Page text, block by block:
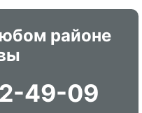
районе
49-09